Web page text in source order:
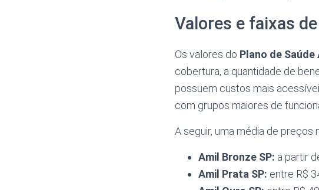
Valores e faixas
Os valores do Plano de
cobertura, a quantidade de
possuem custos mais
com grupos maiores de
A seguir, uma média de preços
Amil Bronze SP: a partir
Amil Prata SP: entre R$